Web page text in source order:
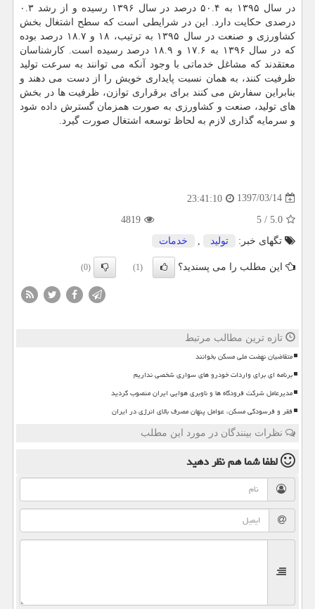
در سال ۱۳۹۵ به ۵۰.۴ درصد در سال ۱۳۹۶ رسیده و از رشد ۰.۳
درصدی حكایت دارد. این در شرایطی است كه سطح اشتغال بخش
كشاورزی و صنعت در سال ۱۳۹۵ به ترتیب، ۱۸ و ۱۸.۷ درصد بوده
كه در سال ۱۳۹۶ به ۱۷.۶ و ۱۸.۹ درصد رسیده است. كارشناسان
معتقدند كه مشاغل خدماتی با وجود آنكه می توانند به سرعت تولید
ظرفیت كنند، به همان نسبت پایداری خویش را از دست می دهند و
بنابراین سفارش می كنند برای برقراری توازن، ظرفیت ها در بخش
های تولید، صنعت و كشاورزی به صورت همزمان گسترش داده شود
و سرمایه گذاری لازم به لحاظ توسعه اشتغال صورت گیرد.
1397/03/14
23:41:10
5.0
/
5
4819
تگهای خبر:
تولید خدمات
این مطلب را می پسندید؟ (1)
(0)
تازه ترین مطالب مرتبط
متقاضیان نهضت ملی مسکن بخوانند
برنامه ای برای واردات خودرو های سواری شخصی نداریم
مدیرعامل شرکت فرودگاه ها و ناوبری هوایی ایران منصوب گردید
فقر و فرسودگی مسکن، عوامل پنهان مصرف بالای انرژی در ایران
نظرات بینندگان در مورد این مطلب
لطفا شما همنظر دهید